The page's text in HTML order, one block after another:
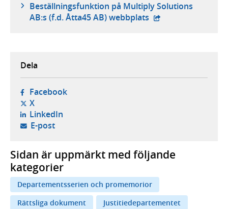
Beställningsfunktion på Multiply Solutions
AB:s (f.d. Åtta45 AB) webbplats - extern webbplats,
Dela
Facebook- öppnas i ny flik, extern webbplats,
X- öppnas i ny flik, extern webbplats,
LinkedIn- öppnas i ny flik, extern webbplats,
E-post- öppnar din e-postklient,
Sidan är uppmärkt med följande
kategorier
Departementsserien och promemorior
Rättsliga dokument
Justitiedepartementet